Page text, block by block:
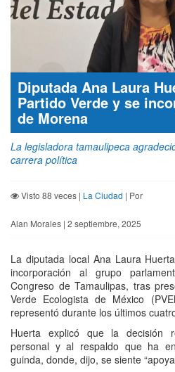
Diputada Ana Laura
Partido Verde y se
de Morena
La legisladora tamaulipeca
carrera política
Visto 88 veces | La Ciudad | Por
Alan Morales | 2 septiembre, 2025
La diputada local Ana Laura
incorporación al grupo
Congreso de Tamaulipas, tras
Verde Ecologista de México
representó durante los últimos
Huerta explicó que la decisión
personal y al respaldo que ha
guinda, donde, dijo, se siente